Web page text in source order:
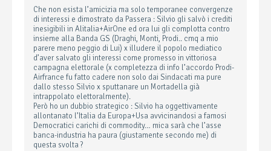
Che non esista l’amicizia ma solo temporanee convergenze
di interessi e dimostrato da Passera : Silvio gli salvò i crediti
inesigibili in Alitalia+AirOne ed ora lui gli complotta contro
insieme alla Banda GS (Draghi, Monti, Prodi.. cmq a mio
parere meno peggio di Lui) x illudere il popolo mediatico
d’aver salvato gli interessi come promesso in vittoriosa
campagna elettorale (x completezza di info l’accordo Prodi-
Airfrance fu fatto cadere non solo dai Sindacati ma pure
dallo stesso Silvio x sputtanare un Mortadella già
intrappolato elettoralmente).
Però ho un dubbio strategico : Silvio ha oggettivamente
allontanato l’Italia da Europa+Usa avvicinandosi a famosi
Democratici carichi di commodity… mica sarà che l’asse
banca-industria ha paura (giustamente secondo me) di
questa svolta ?